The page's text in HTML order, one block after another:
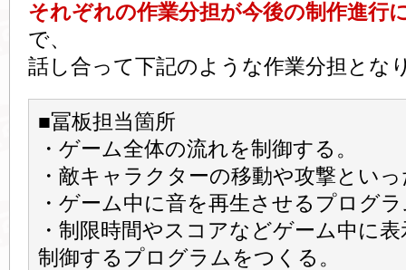
それぞれの作業分担が今後の制作進行
で、
話し合って下記のような作業分担とな
■冨板担当箇所
・ゲーム全体の流れを制御する。
・敵キャラクターの移動や攻撃とい
・ゲーム中に音を再生させるプログ
・制限時間やスコアなどゲーム中に
制御するプログラムをつくる。